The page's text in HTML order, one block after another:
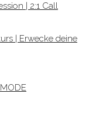
| 2:1 Call
| Erwecke deine